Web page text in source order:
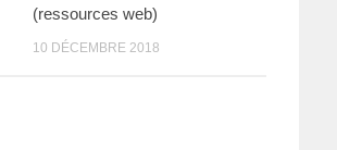
(ressources web)
10 DÉCEMBRE 2018